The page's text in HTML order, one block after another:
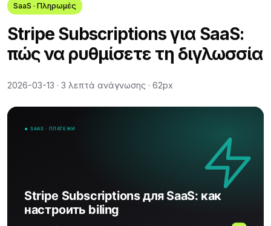
SaaS · Πληρωμές
Stripe Subscriptions για SaaS:
πώς να ρυθμίσετε τη διγλωσσία
2026-03-13 · 3 λεπτά ανάγνωσης · 62px